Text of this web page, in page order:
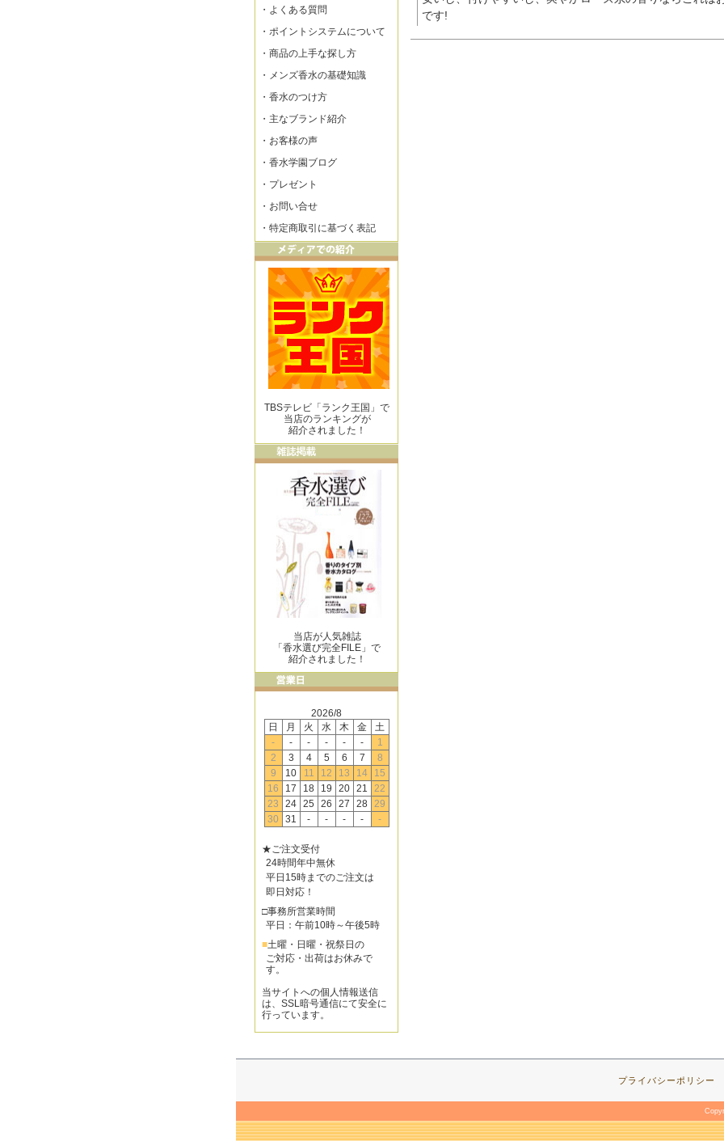
です!
・ よくある質問
・ ポイントシステムについて
・ 商品の上手な探し方
・ メンズ香水の基礎知識
・ 香水のつけ方
・ 主なブランド紹介
・ お客様の声
・ 香水学園ブログ
・ プレゼント
・ お問い合せ
・ 特定商取引に基づく表記
TBSテレビ「ランク王国」で
当店のランキングが
紹介されました！
当店が人気雑誌
「香水選び完全FILE」で
紹介されました！
2026/8
日
月 火 水 木 金
土
-
- - - - -
1
2
3 4 5 6 7
8
9
10 11 12 13 14
15
16
17 18 19 20 21
22
23
24 25 26 27 28 29
30
31 - - - - -
★ご注文受付
24時間年中無休
平日15時までのご注文は
即日対応！
□事務所営業時間
平日：午前10時～午後5時
■土曜・日曜・祝祭日の
ご対応・出荷はお休みで
す。
当サイトへの個人情報送信
は、SSL暗号通信にて安全に
行っています。
プライバシーポリシー